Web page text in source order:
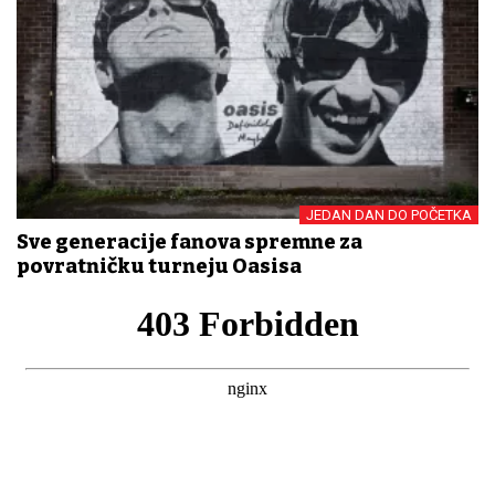
JEDAN DAN DO POČETKA
Sve generacije fanova spremne za
povratničku turneju Oasisa